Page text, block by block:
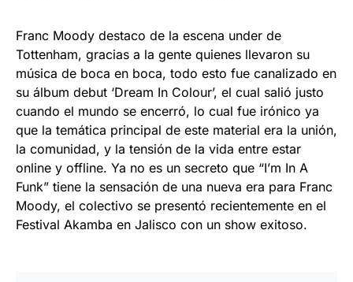
Franc Moody destaco de la escena under de
Tottenham, gracias a la gente quienes llevaron su
música de boca en boca, todo esto fue canalizado en
su álbum debut ‘Dream In Colour’, el cual salió justo
cuando el mundo se encerró, lo cual fue irónico ya
que la temática principal de este material era la unión,
la comunidad, y la tensión de la vida entre estar
online y offline. Ya no es un secreto que “I’m In A
Funk” tiene la sensación de una nueva era para Franc
Moody, el colectivo se presentó recientemente en el
Festival Akamba en Jalisco con un show exitoso.